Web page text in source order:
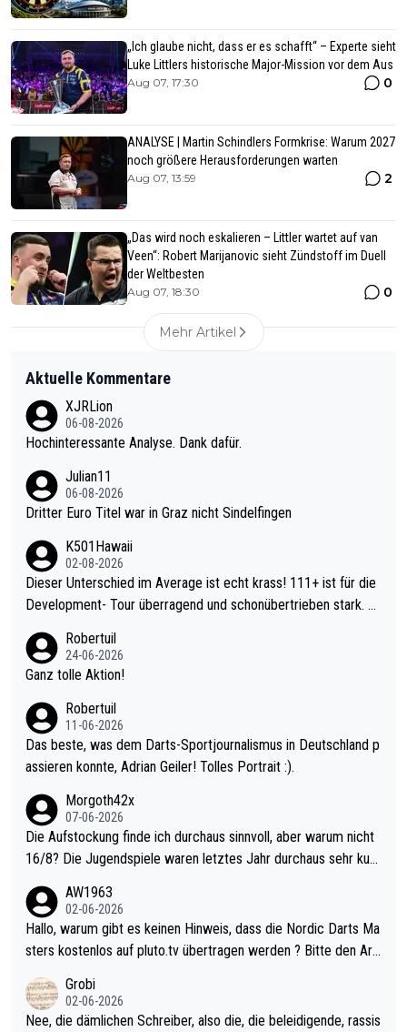
„Ich glaube nicht, dass er es schafft“ – Experte sieht
Luke Littlers historische Major-Mission vor dem Aus
Aug 07, 17:30 0
ANALYSE | Martin Schindlers Formkrise: Warum 2027
noch größere Herausforderungen warten
Aug 07, 13:59 2
„Das wird noch eskalieren – Littler wartet auf van
Veen“: Robert Marijanovic sieht Zündstoff im Duell
der Weltbesten
Aug 07, 18:30 0
Mehr Artikel
Aktuelle Kommentare
XJRLion
06-08-2026
Hochinteressante Analyse. Dank dafür.
Julian11
06-08-2026
Dritter Euro Titel war in Graz nicht Sindelfingen
K501Hawaii
02-08-2026
Dieser Unterschied im Average ist echt krass! 111+ ist für die
Development- Tour überragend und schonübertrieben stark. U
mal 40+ erst recht. Da gewinnst keinen Blumentopf - ist ja noc
h krasser wie ein Pokalspiel eines Kreisligisten vs einem Bund
Robertuil
24-06-2026
Ganz tolle Aktion!
Robertuil
11-06-2026
Das beste, was dem Darts-Sportjournalismus in Deutschland p
assieren konnte, Adrian Geiler! Tolles Portrait :).
Morgoth42x
07-06-2026
Die Aufstockung finde ich durchaus sinnvoll, aber warum nicht
16/8? Die Jugendspiele waren letztes Jahr durchaus sehr kurz
Allerdings ist Mitchell Lawrie als Nummer 1 der Welt eh qualifi
ziert. Somit ändert die automatische Qualifikation des Weltmei
sters erstmal nichts. Ich denke sie wollen damit für nächstes J
ohl wenig WDF Turniere spielen. Dies war bei Archie Self letzt
es Jahr der Fall. Er musste als amtierender Weltmeister durch
AW1963
02-06-2026
Hallo, warum gibt es keinen Hinweis, dass die Nordic Darts Ma
sters kostenlos auf pluto.tv übertragen werden ? Bitte den Arti
Grobi
02-06-2026
Nee, die dämlichen Schreiber, also die, die beleidigende, rassis